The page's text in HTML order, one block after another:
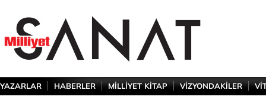
YAZARLAR HABERLER MİLLİYET KİTAP VİZYONDAKİLER